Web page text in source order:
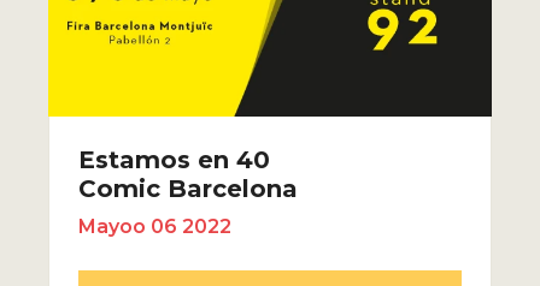
Estamos en 40
Comic Barcelona
Mayoo 06 2022